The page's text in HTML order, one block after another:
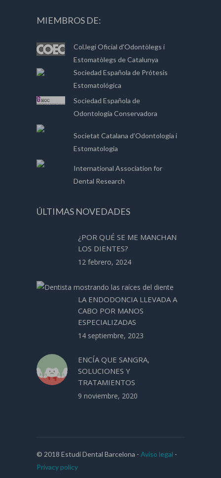
MIEMBROS DE:
Col.legi Oficial d'Odontòlegs i
Estomatòlegs de Catalunya
Sociedad Española de Prótesis
Estomatológica
Sociedad Española de
Odontología Conservadora
Societat Catalana d’Odontologia i
Estomatologia
International Association for
Dental Research
ÚLTIMAS NOVEDADES
¿POR QUÉ SE ME MANCHAN
LOS DIENTES?
12 febrero, 2024
LA ENDODONCIA LLEVADA A
CABO POR MANOS
ESPECIALIZADAS
14 septiembre, 2023
ENCÍA QUE SANGRA,
SOLUCIONES Y
TRATAMIENTOS
9 noviembre, 2020
© 2018 Estudi Dental Barcelona - Aviso legal -
Privacy policy